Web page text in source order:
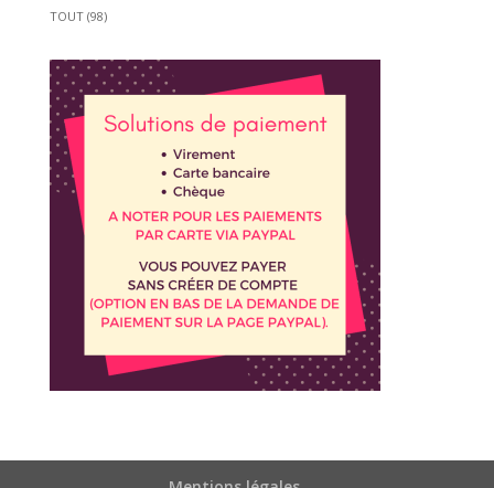
TOUT (98)